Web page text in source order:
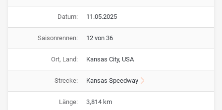
Datum: 11.05.2025
Saisonrennen: 12 von 36
Ort, Land: Kansas City, USA
Strecke: Kansas Speedway
Länge: 3,814 km